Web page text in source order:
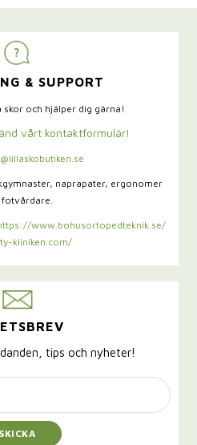
& SUPPORT
skor och hjälper dig gärna!
vårt kontaktformulär!
naprapater, ergonomer
fotvårdare.
www.bohusortopedteknik.se/
kliniken.com/
tips och nyheter!
SKICKA